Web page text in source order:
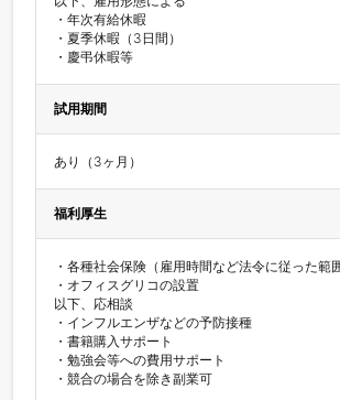
・年次有給休暇
・夏季休暇（3日間）
・慶弔休暇等
試用期間
あり（3ヶ月）
福利厚生
・各種社会保険（雇用時間など法令に従った範
・オフィスグリコの設置
以下、応相談
・インフルエンザなどの予防接種
・書籍購入サポート
・勉強会等への費用サポート
・競合の場合を除き副業可